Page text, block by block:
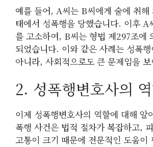
예를 들어, A씨는 B씨에게 술에 취해
태에서 성폭행을 당했습니다. 이후 A
를 고소하여, B씨는 형법 제297조에
되었습니다. 이와 같은 사례는 성폭
아니라, 사회적으로도 큰 문제임을
2. 성폭행변호사의
이제 성폭행변호사의 역할에 대해 알
폭행 사건은 법적 절차가 복잡하고,
고통이 크기 때문에 전문적인 도움이